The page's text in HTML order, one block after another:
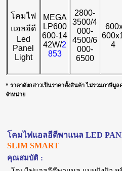
โคมไฟ
แอลอีดี
Led
Panel
Light
MEGA
LP600
600-14
42W/2
853
2800-
3500/4
000-
4500/6
000-
6500
4
*ราคาดังกล่าวเป็นราคาตั้งสินค้า ไม่รวมภาษีมู
จำหน่าย
โคมไฟแอลอีดีพาแนล LED
SLIM SMART
คุณสมบัติ :